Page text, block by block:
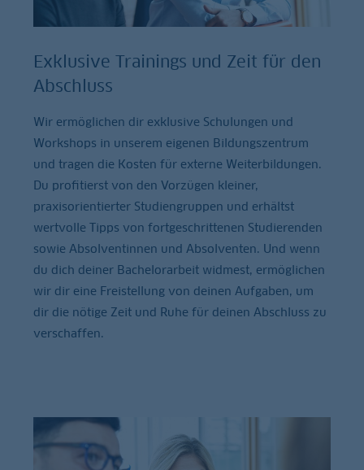
Exklusive Trainings und Zeit für den
Abschluss
Wir ermöglichen dir exklusive Schulungen und
Workshops in unserem eigenen Bildungszentrum
und tragen die Kosten für externe Weiterbildungen.
Du profitierst von den Vorzügen kleiner,
praxisorientierter Studiengruppen und erhältst
wertvolle Tipps von fortgeschrittenen Studierenden
sowie Absolventinnen und Absolventen. Und wenn
du dich deiner Bachelorarbeit widmest, ermöglichen
wir dir eine Freistellung von deinen Aufgaben, um
dir die nötige Zeit und Ruhe für deinen Abschluss zu
verschaffen.